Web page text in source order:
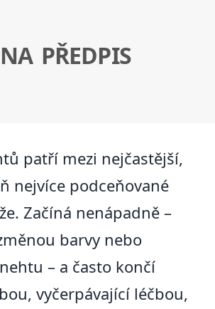
PŘEDPIS
patří mezi nejčastější,
nejvíce podceňované
Začíná nenápadně –
barvy nebo
– a často končí
vyčerpávající léčbou,